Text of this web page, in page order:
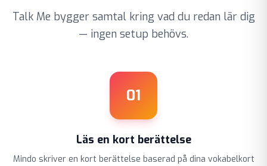
Talk Me bygger samtal kring vad du redan lär dig
— ingen setup behövs.
01
Läs en kort berättelse
Mindo skriver en kort berättelse baserad på dina vokabelkort